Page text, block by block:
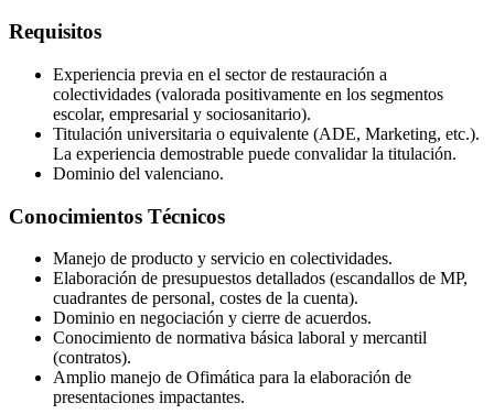
Requisitos
Experiencia previa en el sector de restauración a
colectividades (valorada positivamente en los segmentos
escolar, empresarial y sociosanitario).
Titulación universitaria o equivalente (ADE, Marketing, etc.).
La experiencia demostrable puede convalidar la titulación.
Dominio del valenciano.
Conocimientos Técnicos
Manejo de producto y servicio en colectividades.
Elaboración de presupuestos detallados (escandallos de MP,
cuadrantes de personal, costes de la cuenta).
Dominio en negociación y cierre de acuerdos.
Conocimiento de normativa básica laboral y mercantil
(contratos).
Amplio manejo de Ofimática para la elaboración de
presentaciones impactantes.